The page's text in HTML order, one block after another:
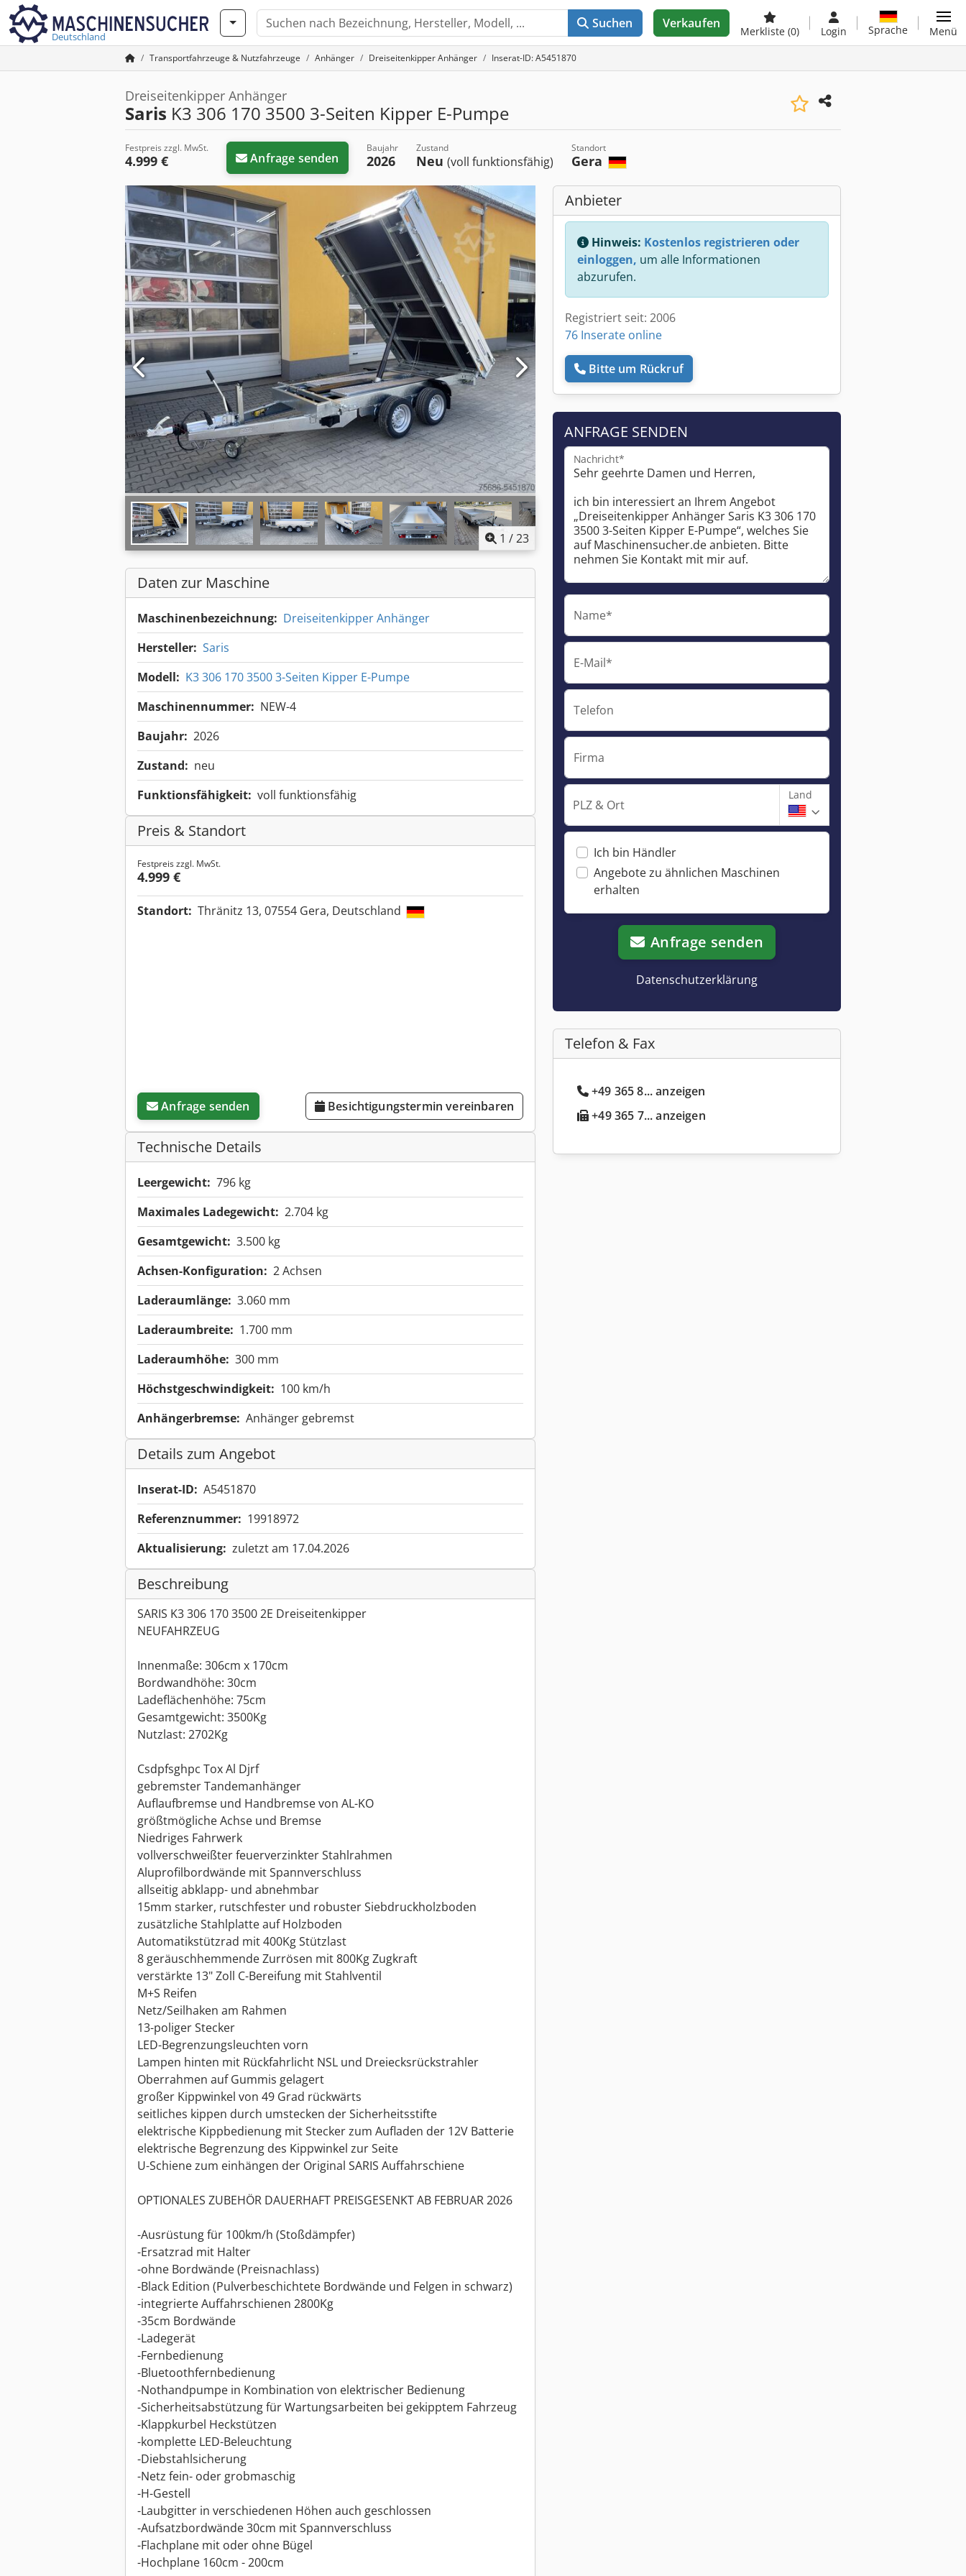
Deutschland
Suchen Verkaufen
Merkliste (0) Login Sprache Menü
Transportfahrzeuge & Nutzfahrzeuge Anhänger Dreiseitenkipper Anhänger Inserat-ID: A5451870
Dreiseitenkipper Anhänger
Saris K3 306 170 3500 3-Seiten Kipper E-Pumpe
Festpreis zzgl. MwSt.
4.999 € Anfrage senden
Baujahr
2026
Zustand
Neu (voll funktionsfähig)
Standort
Gera
1 /23
Daten zur Maschine
Maschinenbezeichnung: Dreiseitenkipper Anhänger
Hersteller: Saris
Modell: K3 306 170 3500 3-Seiten Kipper E-Pumpe
Maschinennummer: NEW-4
Baujahr: 2026
Zustand: neu
Funktionsfähigkeit: voll funktionsfähig
Preis & Standort
Festpreis zzgl. MwSt.
4.999 €
Standort: Thränitz 13, 07554 Gera, Deutschland
Anfrage senden Besichtigungstermin vereinbaren
Technische Details
Leergewicht: 796 kg
Maximales Ladegewicht: 2.704 kg
Gesamtgewicht: 3.500 kg
Achsen-Konfiguration: 2 Achsen
Laderaumlänge: 3.060 mm
Laderaumbreite: 1.700 mm
Laderaumhöhe: 300 mm
Höchstgeschwindigkeit: 100 km/h
Anhängerbremse: Anhänger gebremst
Details zum Angebot
Inserat-ID: A5451870
Referenznummer: 19918972
Aktualisierung: zuletzt am 17.04.2026
Beschreibung
SARIS K3 306 170 3500 2E Dreiseitenkipper
NEUFAHRZEUG
Innenmaße: 306cm x 170cm
Bordwandhöhe: 30cm
Ladeflächenhöhe: 75cm
Gesamtgewicht: 3500Kg
Nutzlast: 2702Kg
Csdpfsghpc Tox Al Djrf
gebremster Tandemanhänger
Auflaufbremse und Handbremse von AL-KO
größtmögliche Achse und Bremse
Niedriges Fahrwerk
vollverschweißter feuerverzinkter Stahlrahmen
Aluprofilbordwände mit Spannverschluss
allseitig abklapp- und abnehmbar
15mm starker, rutschfester und robuster Siebdruckholzboden
zusätzliche Stahlplatte auf Holzboden
Automatikstützrad mit 400Kg Stützlast
8 geräuschhemmende Zurrösen mit 800Kg Zugkraft
verstärkte 13" Zoll C-Bereifung mit Stahlventil
M+S Reifen
Netz/Seilhaken am Rahmen
13-poliger Stecker
LED-Begrenzungsleuchten vorn
Lampen hinten mit Rückfahrlicht NSL und Dreiecksrückstrahler
Oberrahmen auf Gummis gelagert
großer Kippwinkel von 49 Grad rückwärts
seitliches kippen durch umstecken der Sicherheitsstifte
elektrische Kippbedienung mit Stecker zum Aufladen der 12V Batterie
elektrische Begrenzung des Kippwinkel zur Seite
U-Schiene zum einhängen der Original SARIS Auffahrschiene
OPTIONALES ZUBEHÖR DAUERHAFT PREISGESENKT AB FEBRUAR 2026
-Ausrüstung für 100km/h (Stoßdämpfer)
-Ersatzrad mit Halter
-ohne Bordwände (Preisnachlass)
-Black Edition (Pulverbeschichtete Bordwände und Felgen in schwarz)
-integrierte Auffahrschienen 2800Kg
-35cm Bordwände
-Ladegerät
-Fernbedienung
-Bluetoothfernbedienung
-Nothandpumpe in Kombination von elektrischer Bedienung
-Sicherheitsabstützung für Wartungsarbeiten bei gekipptem Fahrzeug
-Klappkurbel Heckstützen
-komplette LED-Beleuchtung
-Diebstahlsicherung
-Netz fein- oder grobmaschig
-H-Gestell
-Laubgitter in verschiedenen Höhen auch geschlossen
-Aufsatzbordwände 30cm mit Spannverschluss
-Flachplane mit oder ohne Bügel
-Hochplane 160cm - 200cm
Anbieter
Hinweis: Kostenlos registrieren oder
einloggen, um alle Informationen
abzurufen.
Registriert seit: 2006
76 Inserate online
Bitte um Rückruf
ANFRAGE SENDEN
Nachricht*
Name*
E-Mail*
Telefon
Firma
PLZ & Ort
Land
Ich bin Händler
Angebote zu ähnlichen Maschinen
erhalten
Anfrage senden
Datenschutzerklärung
Telefon & Fax
+49 365 8... anzeigen
+49 365 7... anzeigen